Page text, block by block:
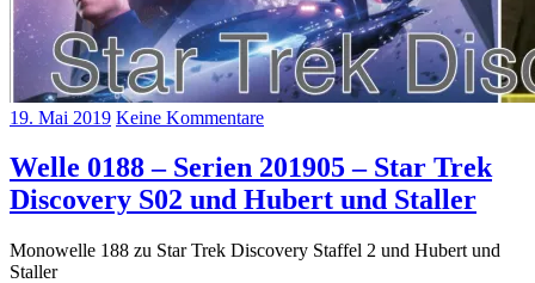
19. Mai 2019 Keine Kommentare
Welle 0188 – Serien 201905 – Star Trek
Discovery S02 und Hubert und Staller
Monowelle 188 zu Star Trek Discovery Staffel 2 und Hubert und
Staller